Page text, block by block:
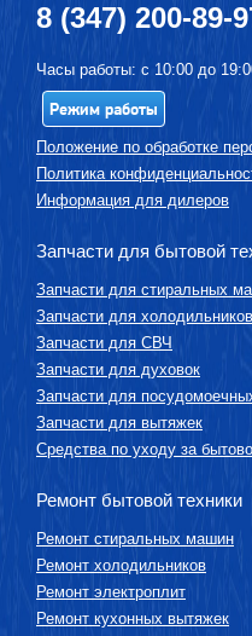
8 (347) 200-89-
Часы работы: с 10:00 до
Режим работы
Положение по обработке
Политика
Информация для дилеров
Запчасти для бытовой
Запчасти для стиральных
Запчасти для холодильников
Запчасти для СВЧ
Запчасти для духовок
Запчасти для
Запчасти для вытяжек
Средства по уходу за
Ремонт бытовой техники
Ремонт стиральных машин
Ремонт холодильников
Ремонт электроплит
Ремонт кухонных вытяжек